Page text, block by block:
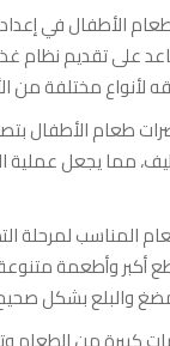
الأطفال في
على تقديم نظام
لأنواع مختلفة من
طعام الأطفال
مما يجعل عملية
المناسب لمرحلة
أكبر وأطعمة
والبلع بشكل